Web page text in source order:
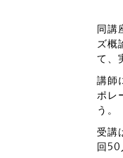
同講
ズ概
て、
講師
ポレ
う。
受講
回50